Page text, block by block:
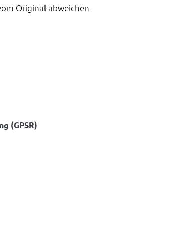
Original abweichen
(GPSR)